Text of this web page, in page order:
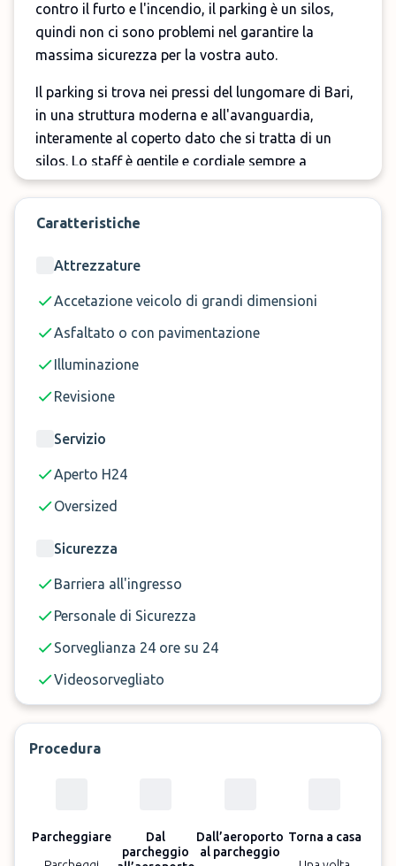
contro il furto e l'incendio, il parking è un silos,
quindi non ci sono problemi nel garantire la
massima sicurezza per la vostra auto.
Il parking si trova nei pressi del lungomare di Bari,
in una struttura moderna e all'avanguardia,
interamente al coperto dato che si tratta di un
silos. Lo staff è gentile e cordiale sempre a
disposizione per i propri clienti.
Prenota ora il parcheggio Gold Parking
Caratteristiche
Attrezzature
Accetazione veicolo di grandi dimensioni
Asfaltato o con pavimentazione
Illuminazione
Revisione
Servizio
Aperto H24
Oversized
Sicurezza
Barriera all'ingresso
Personale di Sicurezza
Sorveglianza 24 ore su 24
Videosorvegliato
Procedura
Parcheggiare
Dal
parcheggio
Dall’aeroporto
al parcheggio
Torna a casa